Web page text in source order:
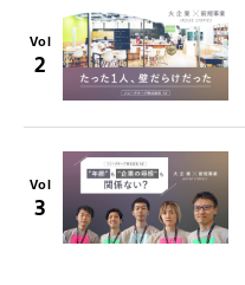
Vol
2
Vol
3